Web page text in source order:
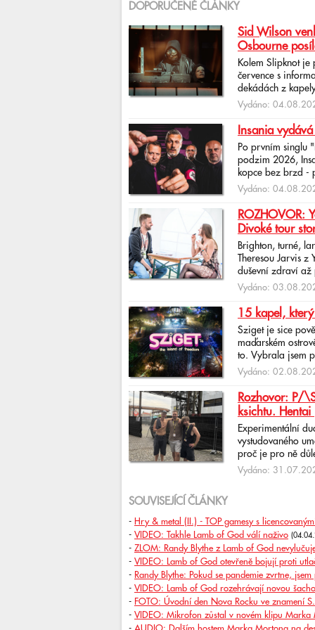
DOPORUČENÉ ČLÁNKY
Sid Wilson
Osbourne
Kolem Slipknot
července s
dekádách z
Vydáno:
Insania
Po prvním singlu
podzim 2026,
kopce bez brzd -
Vydáno:
ROZHOVOR:
Divoké tour
Brighton, turné,
Theresou Jarvis z
duševní zdraví
Vydáno:
15 kapel,
Sziget je sice
maďarském
to. Vybrala jsem
Vydáno:
Rozhovor: P/
ksichtu.
Experimentální
vystudovaného
proč je pro ně
Vydáno:
SOUVISEJÍCÍ ČLÁNKY
- Hry & metal (II.) - TOP gamesy s
- VIDEO: Takhle Lamb of God válí naživo
- ZLOM: Randy Blythe z Lamb of God
- VIDEO: Lamb of God otevřeně bojují proti
- Randy Blythe: Pokud se pandemie zvrtne,
- VIDEO: Lamb of God rozehrávají novou
- FOTO: Úvodní den Nova Rocku ve znamení
- VIDEO: Mikrofon zůstal v novém klipu Marka